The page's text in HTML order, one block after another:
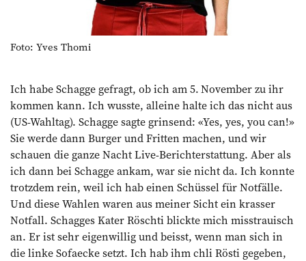
Foto: Yves Thomi
Ich habe Schagge gefragt, ob ich am 5. November zu ihr
kommen kann. Ich wusste, alleine halte ich das nicht aus
(US-Wahltag). Schagge sagte grinsend: «Yes, yes, you can!»
Sie werde dann Burger und Fritten ­machen, und wir
schauen die ganze Nacht Live-Berichterstattung. Aber als
ich dann bei Schagge ankam, war sie nicht da. Ich konnte
trotzdem rein, weil ich hab einen Schüssel für Notfälle.
Und diese Wahlen waren aus meiner Sicht ein krasser
Notfall. Schagges Kater Röschti blickte mich misstrauisch
an. Er ist sehr eigenwillig und beisst, wenn man sich ­in
die linke Sofaecke setzt. Ich hab ihm chli Rösti gegeben,